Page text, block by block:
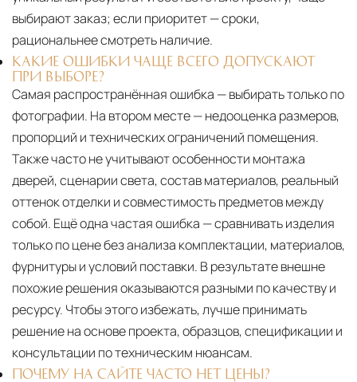
выбирают заказ; если приоритет — сроки,
рациональнее смотреть наличие.
КАКИЕ ОШИБКИ ЧАЩЕ ВСЕГО ДОПУСКАЮТ
ПРИ ВЫБОРЕ?
Самая распространённая ошибка — выбирать только по
фотографии. На втором месте — недооценка размеров,
пропорций и технических ограничений помещения.
Также часто не учитывают особенности монтажа
дверей, сценарии света, состав материалов, реальный
оттенок отделки и совместимость предметов между
собой. Ещё одна частая ошибка — сравнивать изделия
только по цене без анализа комплектации, материалов,
фурнитуры и условий поставки. В результате внешне
похожие решения оказываются разными по качеству и
ресурсу. Чтобы этого избежать, лучше принимать
решение на основе проекта, образцов, спецификации и
консультации по техническим нюансам.
ПОЧЕМУ НА САЙТЕ ЧАСТО НЕТ ЦЕНЫ?